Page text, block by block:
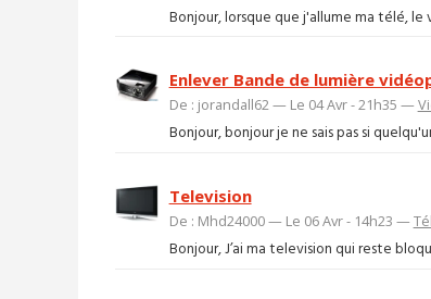
Bonjour, lorsque que j'allume ma télé,
Enlever Bande de lumière
De : jorandall62 — Le 04 Avr - 21h35 —
Bonjour, bonjour je ne sais pas si
Television
De : Mhd24000 — Le 06 Avr - 14h23 —
Bonjour, J’ai ma television qui reste